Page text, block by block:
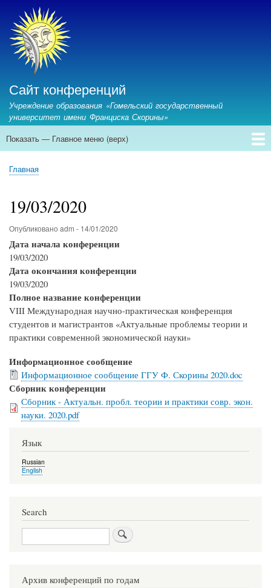
Сайт конференций
Учреждение образования «Гомельский государственный
университет имени Франциска Скорины»
Главное
(верх)
Показать — Главное меню (верх)
Главная
Предстоящие конференции
Архив конференций
Контакты
Строка
Главная
19/03/2020
Опубликовано adm - 14/01/2020
Дата начала конференции
19/03/2020
Дата окончания конференции
19/03/2020
Полное название конференции
VIII Международная научно-практическая конференция
студентов и магистрантов «Актуальные проблемы теории и
практики современной экономической науки»
Информационное сообщение
Информационное сообщение ГГУ Ф. Скорины 2020.doc
Сборник конференции
Сборник - Актуальн. пробл. теории и практики совр. экон.
науки. 2020.pdf
Язык
Russian
English
Search
Search
Архив конференций по годам